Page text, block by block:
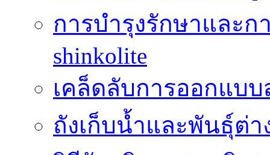
การบำรุงรักษาและ
shinkolite
เคล็ดลับการออกแบ
ถังเก็บน้ำและพันธุ์ต่า